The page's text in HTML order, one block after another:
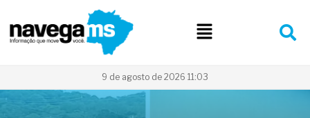
Pular
para
9 de agosto de 2026 11:03